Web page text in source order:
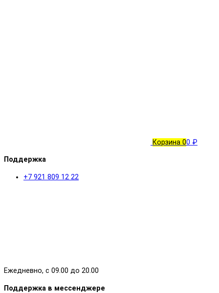
Корзина 00 ₽
Поддержка
+7 921 809 12 22
Ежедневно, с 09.00 до 20.00
Поддержка в мессенджере